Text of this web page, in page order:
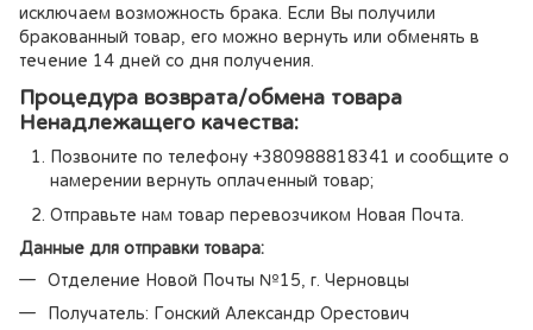
исключаем возможность брака. Если Вы получили
бракованный товар, его можно вернуть или обменять в
течение 14 дней со дня получения.
Процедура возврата/обмена товара
Ненадлежащего качества:
Позвоните по телефону +380988818341 и сообщите о
намерении вернуть оплаченный товар;
Отправьте нам товар перевозчиком Новая Почта.
Данные для отправки товара:
Отделение Новой Почты №15, г. Черновцы
Получатель: Гонский Александр Орестович